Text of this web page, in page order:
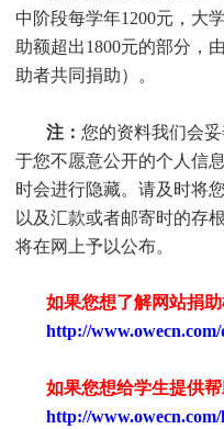
中阶段每学年1200元，大
助额超出1800元的部分，
助者共同捐助）。
注： 您的资料我们会
于您不愿意公开的个人信
时会进行隐藏。请及时将
以及汇款或者邮寄时的存
将在网上予以公布。
如果您想了解网站捐助
http://
如果您想给学生提供
http://www.owecn.com/